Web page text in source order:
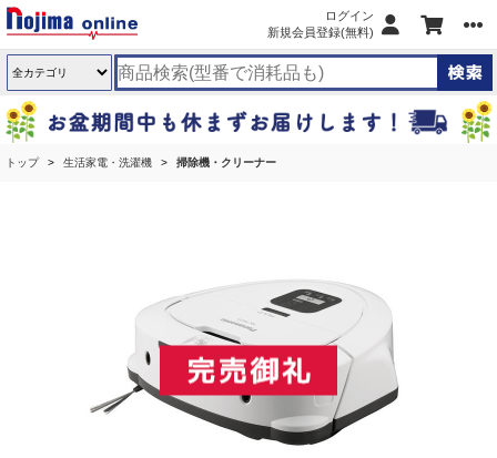
ログイン
新規会員登録(無料)
トップ 生活家電・洗濯機 掃除機・クリーナー